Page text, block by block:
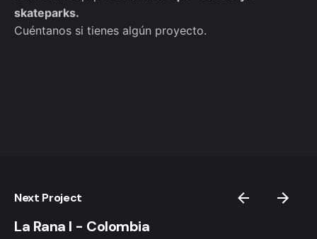
skateparks.
Cuéntanos si tienes algún proyecto.
Next Project
La Rana I - Colombia